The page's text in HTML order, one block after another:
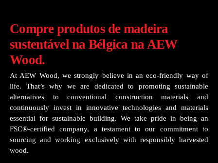
Compre produtos de madeira
sustentável na Bélgica na AEW
Wood.
At AEW Wood, we strongly believe in an eco-friendly way of
life. That’s why we are dedicated to promoting sustainable
alternatives to conventional construction materials and
continuously invest in innovative technologies and materials
essential for sustainable building. We take pride in being an
FSC®-certified company, a testament to our commitment to
sourcing and working exclusively with responsibly harvested
wood.